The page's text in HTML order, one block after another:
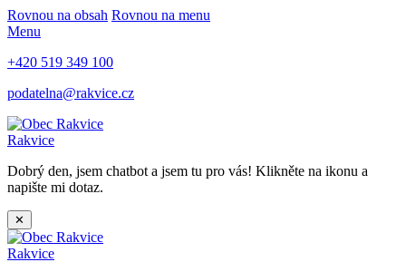
Rovnou na obsah Rovnou na menu
Menu
+420 519 349 100
podatelna@rakvice.cz
Rakvice
Dobrý den, jsem chatbot a jsem tu pro vás! Klikněte na ikonu a
napište mi dotaz.
✕
Rakvice